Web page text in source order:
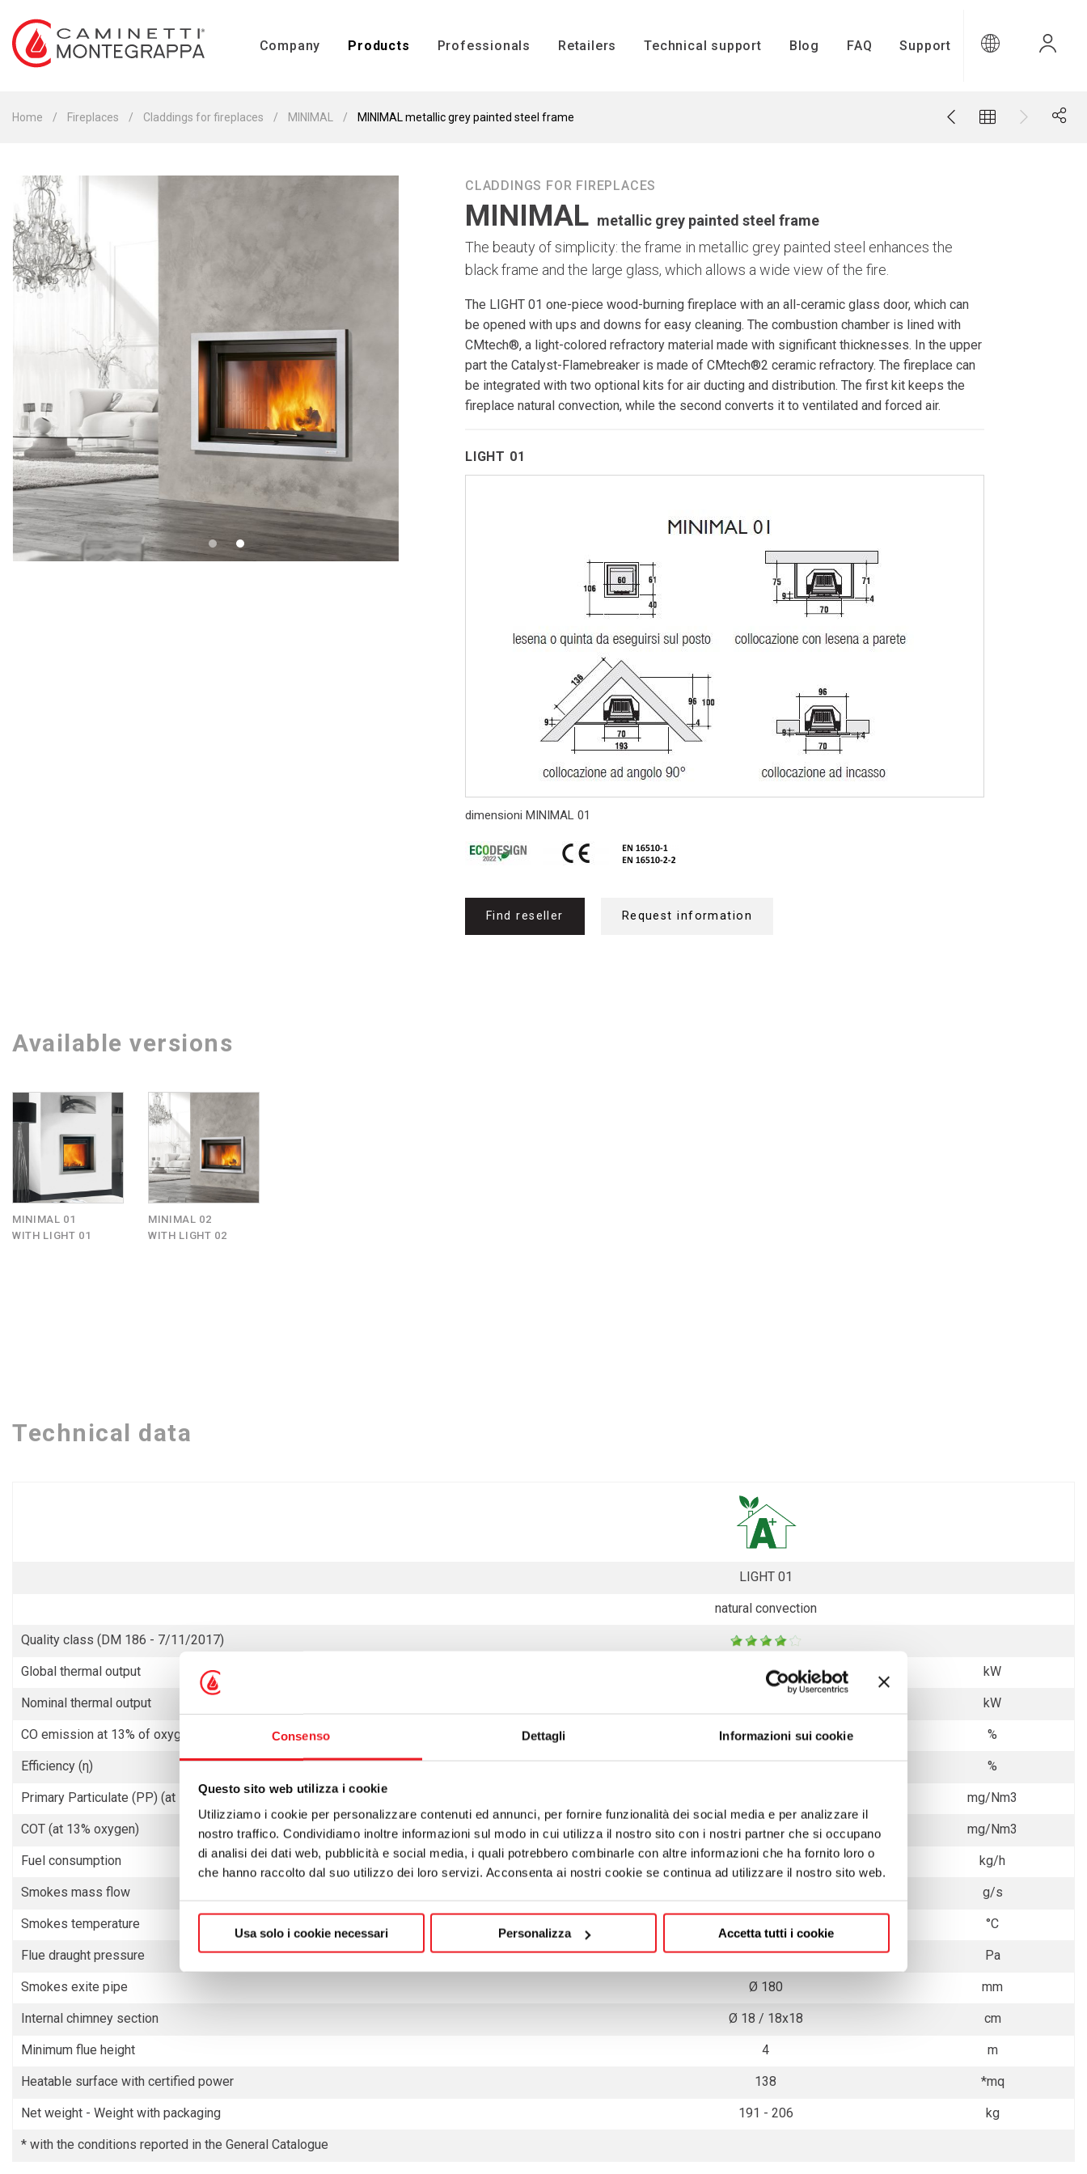
Consenso Dettagli Informazioni sui cookie
Questo sito web utilizza i cookie
Utilizziamo i cookie per personalizzare contenuti ed annunci, per fornire funzionalità dei social media e per analizzare il
nostro traffico. Condividiamo inoltre informazioni sul modo in cui utilizza il nostro sito con i nostri partner che si occupano
di analisi dei dati web, pubblicità e social media, i quali potrebbero combinarle con altre informazioni che ha fornito loro o
che hanno raccolto dal suo utilizzo dei loro servizi. Acconsenta ai nostri cookie se continua ad utilizzare il nostro sito web.
Usa solo i cookie necessari Personalizza Accetta tutti i cookie
Company
Who we are
Work with us
Products
Pellet stoves
Wood stoves
Pellet thermostoves
Wood-burning stoves
Wood fireplaces
Pellet fireplace for water heating
Wood fireplaces for water heating
Claddings for fireplaces
Inserts
Pellet inserts
Wood inserts
Boilers
Pellet boilers
Gamma Connect
Identity
Pellet stoves
Pellet thermostoves
Professionals Retailers Technical support Blog FAQ Support
Home Fireplaces Claddings for fireplaces MINIMAL Current:
MINIMAL metallic grey painted steel frame
CLADDINGS FOR FIREPLACES
MINIMAL metallic grey painted steel frame
The beauty of simplicity: the frame in metallic grey painted steel enhances the
black frame and the large glass, which allows a wide view of the fire.
The LIGHT 01 one-piece wood-burning fireplace with an all-ceramic glass door, which can
be opened with ups and downs for easy cleaning. The combustion chamber is lined with
CMtech®, a light-colored refractory material made with significant thicknesses. In the upper
part the Catalyst-Flamebreaker is made of CMtech®2 ceramic refractory. The fireplace can
be integrated with two optional kits for air ducting and distribution. The first kit keeps the
fireplace natural convection, while the second converts it to ventilated and forced air.
LIGHT 01
dimensioni MINIMAL 01
Find reseller Request information
Available versions
MINIMAL 01
WITH LIGHT 01
MINIMAL 02
WITH LIGHT 02
Technical data
LIGHT 01
natural convection
Quality class (DM 186 - 7/11/2017)
Global thermal output 13,9 kW
Nominal thermal output kW
CO emission at 13% of oxygen 0,065 %
Efficiency (η) 86 %
Primary Particulate (PP) (at 13% oxygen) mg/Nm3
COT (at 13% oxygen) 39 mg/Nm3
Fuel consumption 3,10 kg/h
Smokes mass flow g/s
Smokes temperature °C
Flue draught pressure 12 Pa
Smokes exite pipe Ø 180 mm
Internal chimney section Ø 18 / 18x18 cm
Minimum flue height 4 m
Heatable surface with certified power 138 *mq
Net weight - Weight with packaging 191 - 206 kg
* with the conditions reported in the General Catalogue